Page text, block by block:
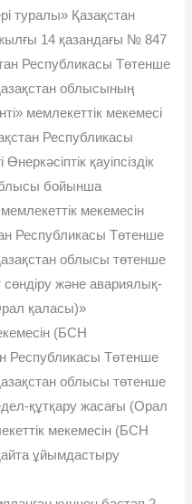
туралы» Қазақстан
жылғы 14 қазандағы № 847
Республикасы Төтенше
облысының
мемлекеттік мекемесі
Республикасы
қауіпсіздік
бойынша
мекемесін
Республикасы Төтенше
облысы төтенше
сөндіру және авариялық-
қаласы)»
(БСН
Республикасы Төтенше
облысы төтенше
құтқару жасағы (Орал
мекемесін (БСН
ұйымдастыру